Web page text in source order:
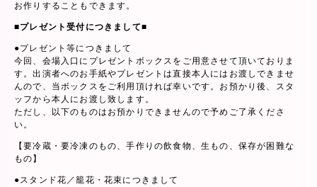
お作りすることもできます。
■プレゼント受付につきまして■
●プレゼント等につきまして
今回、会場入口にプレゼントボックスをご用意させて頂いておりま
す。出演者へのお手紙やプレゼントは直接本人にはお渡しできませ
んので、当ボックスをご利用頂ければ幸いです。お預かり後、スタ
ッフから本人にお渡し致します。
ただし、以下のものはお預かりできませんので予めご了承くださ
い。
【要冷蔵・要冷凍のもの、手作りの飲食物、生もの、保存が困難な
もの】
●スタンド花／籠花・花束につきまして